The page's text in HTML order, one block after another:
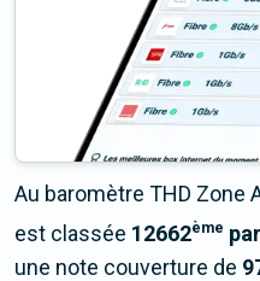
Au baromètre THD Zone
est classée 12662ème
une note couverture de